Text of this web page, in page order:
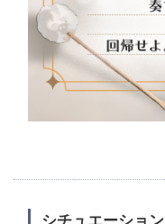
シチュエーション